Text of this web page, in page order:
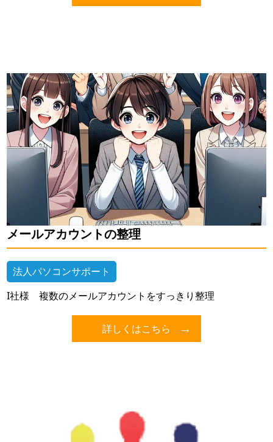
メールアカウントの整理
法人パソコンサポート
I社様 複数のメールアカウントをすっきり整理
詳しくはこちら